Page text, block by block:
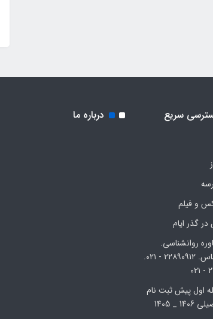
سریع
و فیلم
در گذر ایام
روانشناسی.
شماره تماس. ۲۲۸۹۰۹۱۲ - ۰۲۱.
اول پیش ثبت نام
_ 1405
درباره ما